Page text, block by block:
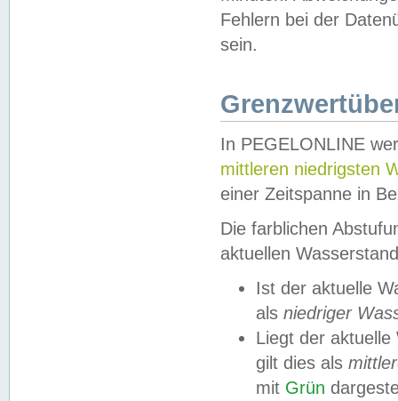
Fehlern bei der
sein.
In PEGELONLINE
mittleren niedrigsten
einer Zeitspanne in
Die farblichen
aktuellen
Ist der aktuelle
als niedriger
Liegt der
gilt dies als
mit Grün